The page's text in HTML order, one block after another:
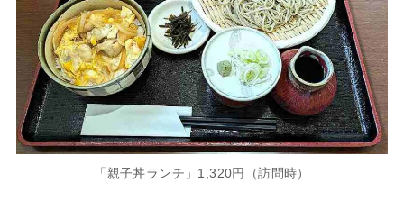
「親子丼ランチ」1,320円（訪問時）